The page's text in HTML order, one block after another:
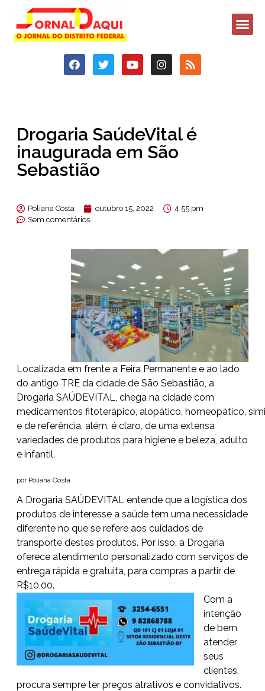
Drogaria SaúdeVital é
inaugurada em São
Sebastião
Poliana Costa outubro 15, 2022
4:55 pm
Sem comentários
Localizada em frente a Feira Permanente e ao lado
do antigo TRE da cidade de São Sebastião, a
Drogaria SAÚDEVITAL, chega na cidade com
medicamentos fitoterápico, alopático, homeopático,
e de referência, além, é claro, de uma extensa
variedades de produtos para higiene e beleza, adulto
e infantil.
por Poliana Costa
A Drogaria SAÚDEVITAL entende que a logística dos
produtos de interesse a saúde tem uma necessidade
diferente no que se refere aos cuidados de
transporte destes produtos. Por isso, a Drogaria
oferece atendimento personalizado com serviços de
entrega rápida e gratuita, para compras a partir de
R$10,00.
Com a
intenção
de bem
atender
seus
clientes,
procura sempre ter preços atrativos e convidativos.